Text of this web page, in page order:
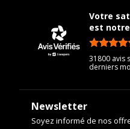
Votre
est
31800 avis
derniers
Newsletter
Soyez informé de nos